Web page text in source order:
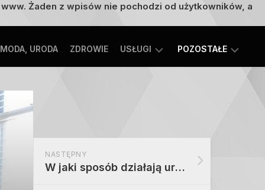
Żaden z wpisów nie pochodzi od użytkowników, a
MODA, URODA ZDROWIE USŁUGI POZOSTAŁE
TRANSPORT
NASTĘPNY
W jaki sposób działają urządzenia zwane granitorami